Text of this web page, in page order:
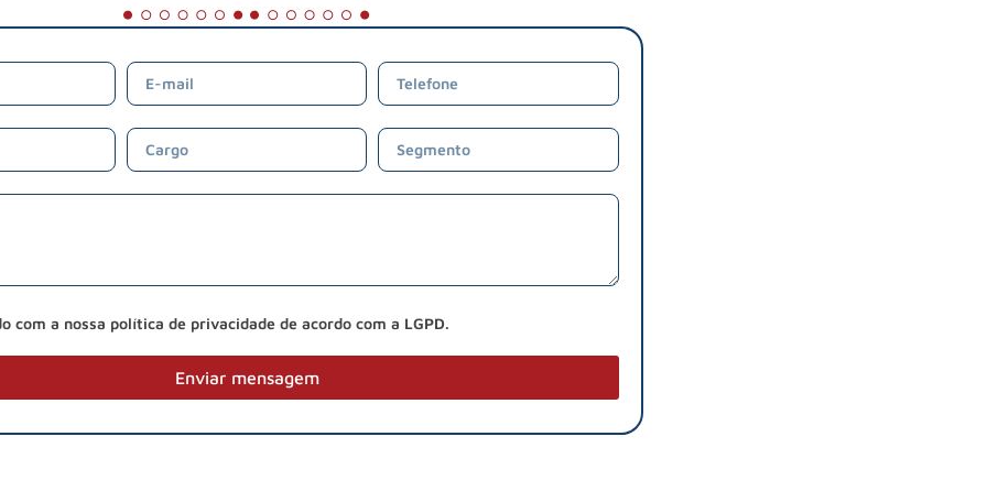
com a nossa política de privacidade de acordo com a LGPD.
Enviar mensagem